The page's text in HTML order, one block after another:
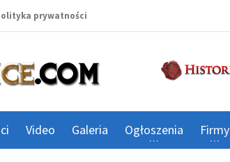
prywatności
Video Galeria Ogłoszenia Firmy